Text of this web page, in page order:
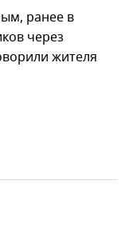
ранее в
через
жителя